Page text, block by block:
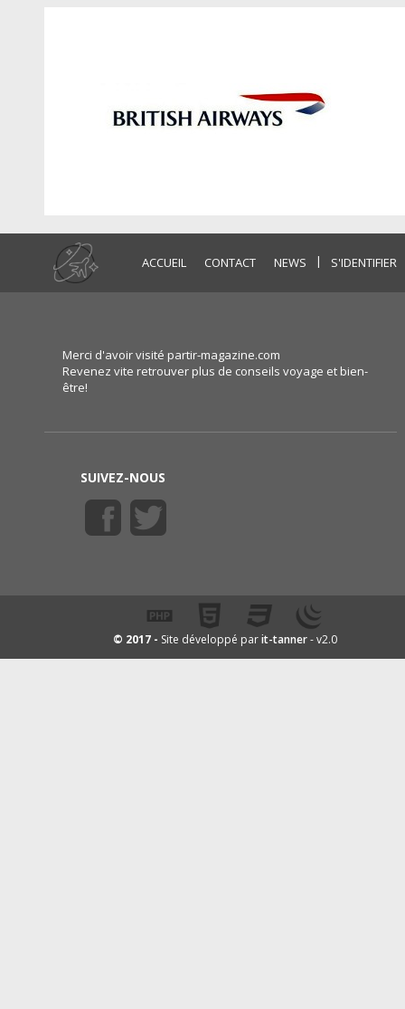
ACCUEIL CONTACT NEWS | S'IDENTIFIER
Merci d'avoir visité partir-magazine.com
Revenez vite retrouver plus de conseils voyage et bien-
être!
SUIVEZ-NOUS
© 2017 - Site développé parit-tanner- v2.0